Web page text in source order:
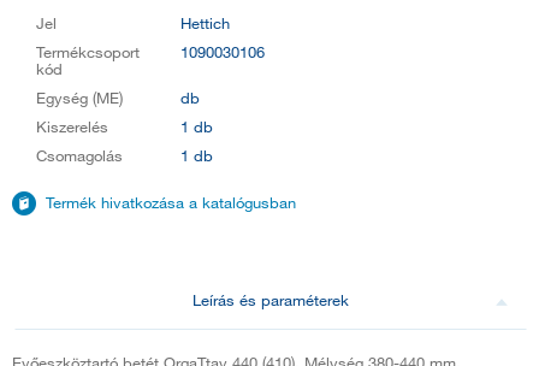
Jel
Hettich
Termékcsoport
kód
1090030106
Egység (ME)
db
Kiszerelés
1 db
Csomagolás
1 db
Termék hivatkozása a katalógusban
Leírás és paraméterek
Evőeszköztartó betét OrgaTtay 440 (410). Mélység 380-440 mm.